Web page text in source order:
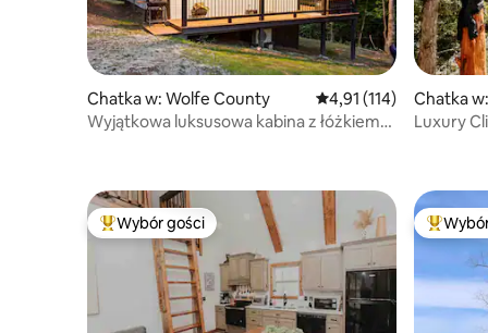
Chatka w: Wolfe County Średnia ocena: 4,91 na
4,91 (114)
Wyjątkowa luksusowa kabina z łóżkiem
Chatka
Luxury
Najpopularniejsze z kategorii Wybór gości
Wybór gości